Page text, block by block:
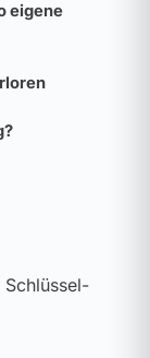
eigene